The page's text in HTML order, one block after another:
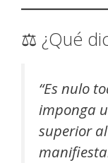
⚖️ ¿Qué
“Es nulo
imponga
superior